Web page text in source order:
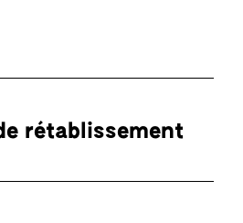
rétablissement